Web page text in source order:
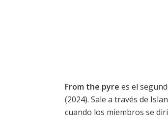
From the pyre es el
(2024). Sale a través de
cuando los miembros se